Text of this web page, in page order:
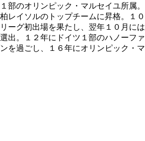
部のオリンピック・マルセイユ所属。
レイソルのトップチームに昇格。１０
ーグ初出場を果たし、翌年１０月には
出。１２年にドイツ１部のハノーファ
を過ごし、１６年にオリンピック・マ